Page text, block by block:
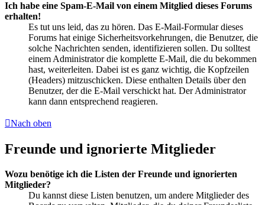
Ich habe eine Spam-E-Mail von einem Mitglied dieses Forums
erhalten!
Es tut uns leid, das zu hören. Das E-Mail-Formular dieses
Forums hat einige Sicherheitsvorkehrungen, die Benutzer, die
solche Nachrichten senden, identifizieren sollen. Du solltest
einem Administrator die komplette E-Mail, die du bekommen
hast, weiterleiten. Dabei ist es ganz wichtig, die Kopfzeilen
(Headers) mitzuschicken. Diese enthalten Details über den
Benutzer, der die E-Mail verschickt hat. Der Administrator
kann dann entsprechend reagieren.
Nach oben
Freunde und ignorierte Mitglieder
Wozu benötige ich die Listen der Freunde und ignorierten
Mitglieder?
Du kannst diese Listen benutzen, um andere Mitglieder des